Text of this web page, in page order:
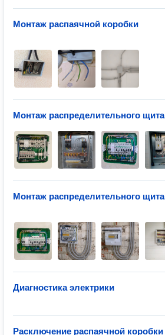
Монтаж распаячной коробки
Монтаж распределительного щита
Монтаж распределительного щита
Диагностика электрики
Расключение распаячной коробки